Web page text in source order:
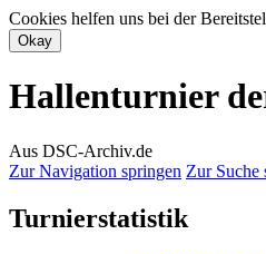
Cookies helfen uns bei der
Hallenturnier
Aus DSC-Archiv.de
Zur Navigation springen Zur Suche
Turnierstatistik